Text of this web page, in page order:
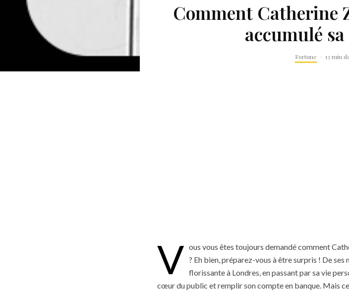
Comment Catherine
accumulé
Fortune · 13 min
V ous vous êtes toujours demandé comment
? Eh bien, préparez-vous à être surpris ! De
florissante à Londres, en passant par sa vie
cœur du public et remplir son compte en banque. Mais